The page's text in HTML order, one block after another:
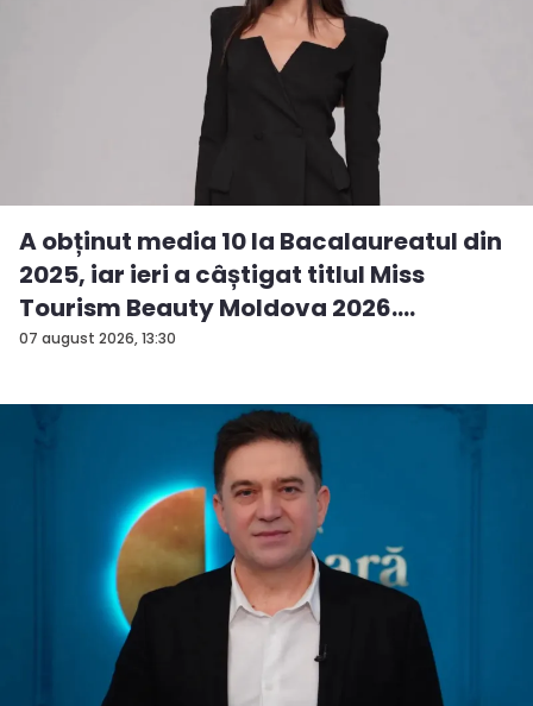
07 august 2026, 13:30
A obținut media 10 la Bacalaureatul din
2025, iar ieri a câștigat titlul Miss
Tourism Beauty Moldova 2026.
Andreea...